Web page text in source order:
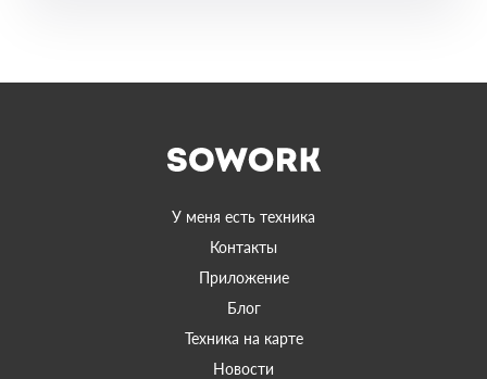
У меня есть техника
Контакты
Приложение
Блог
Техника на карте
Новости